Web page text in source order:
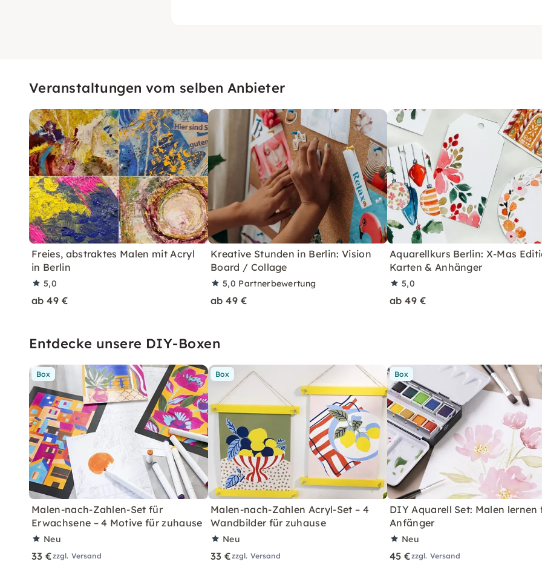
Veranstaltungen vom selben Anbieter
Freies, abstraktes Malen mit Acryl
in Berlin
5,0
ab 49 €
Kreative Stunden in Berlin: Vision
Board / Collage
5,0 Partnerbewertung
ab 49 €
Aquarellkurs Berlin: X-Mas
Karten & Anhänger
5,0
ab 49 €
Entdecke unsere DIY-Boxen
Box
Malen-nach-Zahlen-Set für
Erwachsene – 4 Motive für zuhause
Neu
33 €zzgl. Versand
Box
Malen-nach-Zahlen Acryl-Set – 4
Wandbilder für zuhause
Neu
33 €zzgl. Versand
Box
DIY Aquarell Set: Malen lernen
Anfänger
Neu
45 €zzgl. Versand